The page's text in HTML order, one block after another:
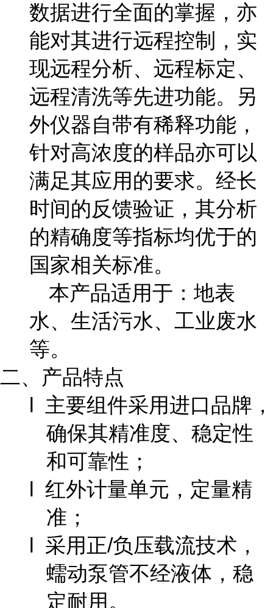
数据进行全面的掌握，亦
能对其进行远程控制，实
现远程分析、远程标定、
远程清洗等先进功能。另
外仪器自带有稀释功能，
针对高浓度的样品亦可以
满足其应用的要求。经长
时间的反馈验证，其分析
的精确度等指标均优于的
国家相关标准。
本产品适用于：地表
水、生活污水、工业废水
等。
二、产品特点
l 主要组件采用进口品牌，
确保其精准度、稳定性
和可靠性；
l 红外计量单元，定量精
准；
l 采用正/负压载流技术，
蠕动泵管不经液体，稳
定耐用。